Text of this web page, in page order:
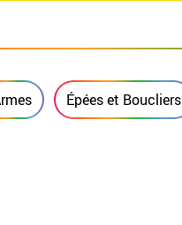
Épées et Boucliers